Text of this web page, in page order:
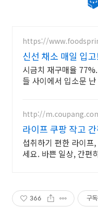
https://
신선 채소 매일 입
용 특가
시금치 재구매율
들 사이에서 입소문
http://
라이프 쿠팡 작고
섭취하기 편한 라이프
세요. 바쁜 일상, 간편
366 구독